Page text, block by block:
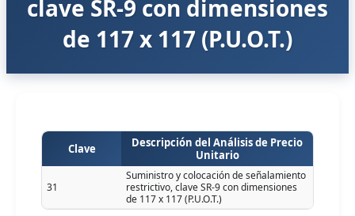
clave SR-9 con dimensiones
de 117 x 117 (P.U.O.T.)
Clave
Descripción del Análisis de Precio
Unitario
31
Suministro y colocación de señalamiento
restrictivo, clave SR-9 con dimensiones
de 117 x 117 (P.U.O.T.)